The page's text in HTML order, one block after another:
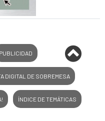
PUBLICIDAD
DIGITAL DE SOBREMESA
ÍNDICE DE TEMÁTICAS